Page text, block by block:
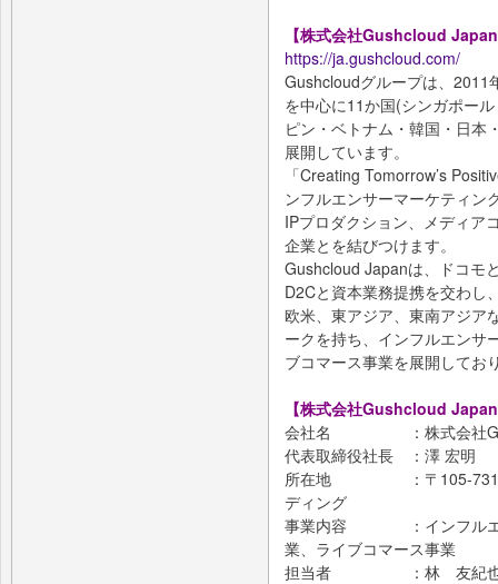
【株式会社Gushcloud
https://ja.gushcloud.com/
Gushcloudグループは、2011
を中心に11か国(シンガポー
ピン・ベトナム・韓国・日本
展開しています。
「Creating Tomorrow’s
ンフルエンサーマーケティン
IPプロダクション、メディア
企業とを結びつけます。
Gushcloud Japanは、ドコモ
D2Cと資本業務提携を交わし
欧米、東アジア、東南アジア
ークを持ち、インフルエンサ
ブコマース事業を展開してお
【株式会社Gushcloud
会社名 ：株式会社
代表取締役社長 ：澤 宏明
所在地 ：〒105-7313 東
ディング
事業内容 ：インフルエン
業、ライブコマース事業
担当者 ：林 友紀